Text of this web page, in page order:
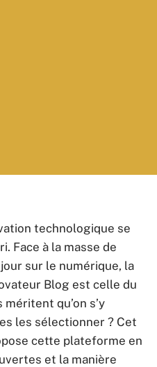
technologique se
Face à la masse de
sur le numérique, la
Blog est celle du
qu’on s’y
les sélectionner ? Cet
cette plateforme en
et la manière